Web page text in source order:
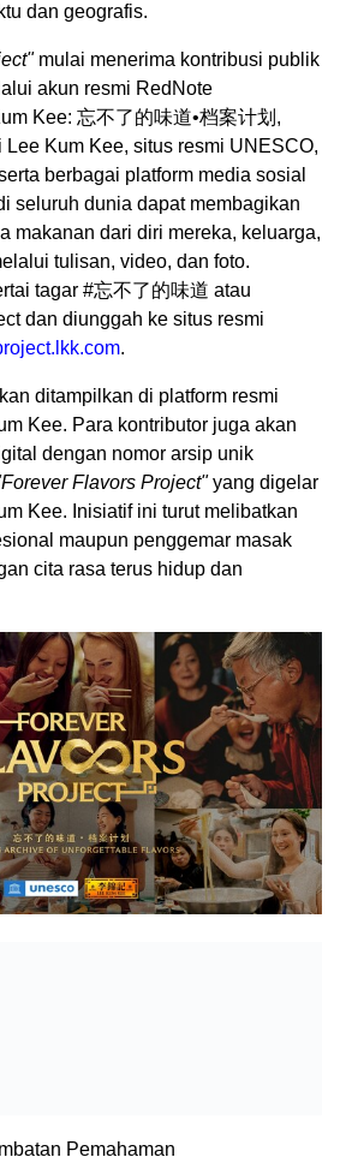
dan geografis.
mulai menerima kontribusi publik
akun resmi RedNote
Kee: 忘不了的味道•档案计划,
Lee Kum Kee, situs resmi UNESCO,
berbagai platform media sosial
seluruh dunia dapat membagikan
makanan dari diri mereka, keluarga,
tulisan, video, dan foto.
tagar #忘不了的味道 atau
dan diunggah ke situs resmi
.
ditampilkan di platform resmi
Kee. Para kontributor juga akan
dengan nomor arsip unik
Flavors Project"yang digelar
Kee. Inisiatif ini turut melibatkan
maupun penggemar masak
cita rasa terus hidup dan
Pemahaman